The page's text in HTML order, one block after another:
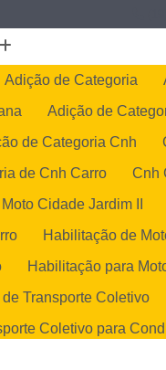
Adição de Categoria
Adição de
de Categoria Cnh
de Cnh Carro
Cnh
Cidade Jardim II
Habilitação de
Habilitação para
Transporte Coletivo
Coletivo para